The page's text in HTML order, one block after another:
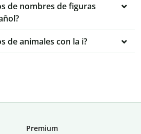
de nombres de figuras
de animales con la i?
Premium